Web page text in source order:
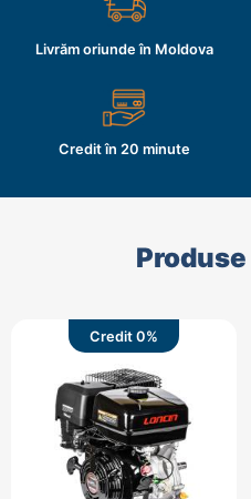
Livrăm oriunde în Moldova
Credit în 20 minute
Produse
Credit 0%